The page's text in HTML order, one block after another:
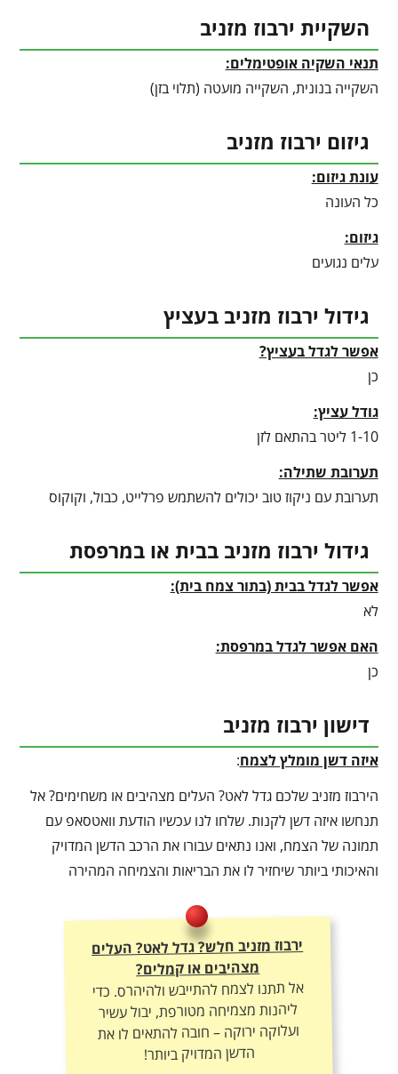
השקיית ירבוז מזניב
תנאי השקיה אופטימלים:
השקייה בנונית, השקייה מועטה (תלוי בזן)
גיזום ירבוז מזניב
עונת גיזום:
כל העונה
גיזום:
עלים נגועים
גידול ירבוז מזניב בעציץ
אפשר לגדל בעציץ?
כן
גודל עציץ:
1-10 ליטר בהתאם לזן
תערובת שתילה:
תערובת עם ניקוז טוב יכולים להשתמש פרלייט, כבול, וקוקוס
גידול ירבוז מזניב בבית או במרפסת
אפשר לגדל בבית (בתור צמח בית):
לא
האם אפשר לגדל במרפסת:
כן
דישון ירבוז מזניב
איזה דשן מומלץ לצמח:
הירבוז מזניב שלכם גדל לאט? העלים מצהיבים או משחימים? אל
תנחשו איזה דשן לקנות. שלחו לנו עכשיו הודעת וואטסאפ עם
תמונה של הצמח, ואנו נתאים עבורו את הרכב הדשן המדויק
והאיכותי ביותר שיחזיר לו את הבריאות והצמיחה המהירה
ירבוז מזניב חלש? גדל לאט? העלים
מצהיבים או קמלים?
אל תתנו לצמח להתייבש ולהיהרס. כדי
ליהנות מצמיחה מטורפת, יבול עשיר
ועלוקה ירוקה – חובה להתאים לו את
הדשן המדויק ביותר!